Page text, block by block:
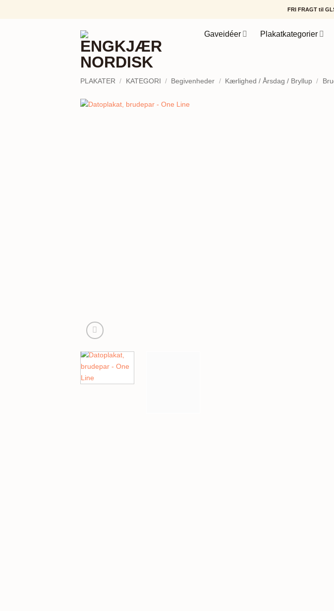
FRI FRAGT til
Gaveidéer Plakatkategorier
PLAKATER / KATEGORI / Begivenheder / Kærlighed / Årsdag / Bryllup /